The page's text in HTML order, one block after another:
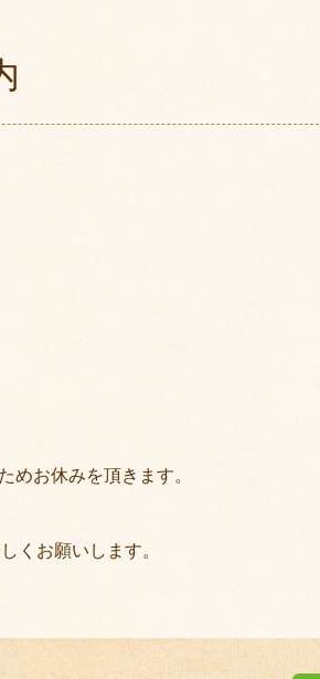
めお休みを頂きます。
くお願いします。